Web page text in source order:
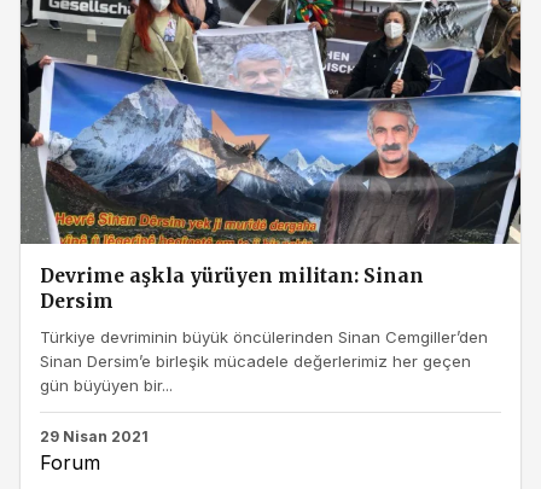
Devrime aşkla yürüyen militan: Sinan
Dersim
Türkiye devriminin büyük öncülerinden Sinan Cemgiller’den
Sinan Dersim’e birleşik mücadele değerlerimiz her geçen
gün büyüyen bir...
29 Nisan 2021
Forum